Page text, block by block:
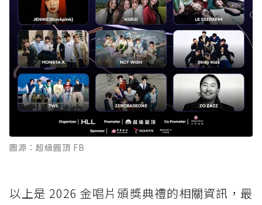
圖源：超級圓頂 FB
以上是 2026 金唱片頒獎典禮的相關資訊，最